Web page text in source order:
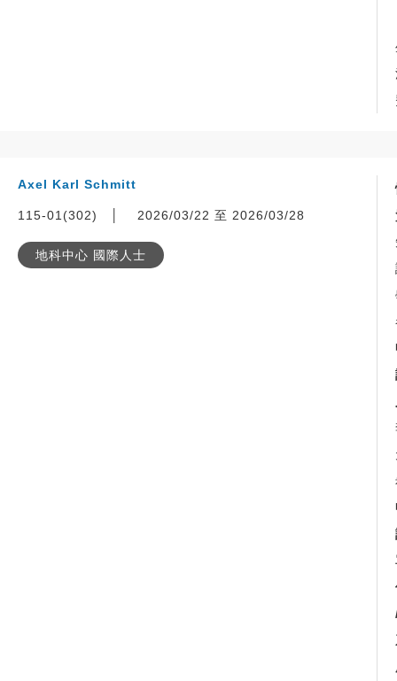
Axel Karl Schmitt
115-01(302) 2026/03/22 至 2026/03/28
地科中心 國際人士